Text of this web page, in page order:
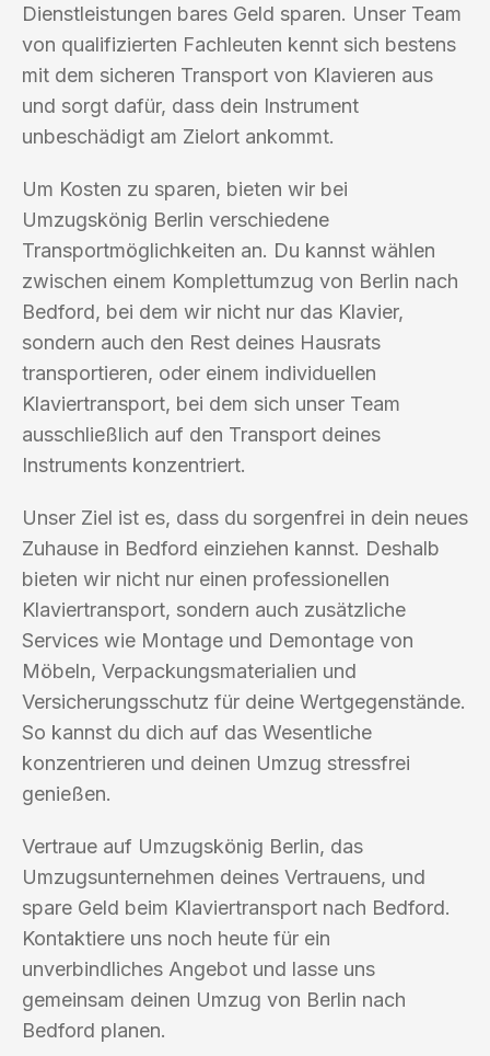
Dienstleistungen bares Geld sparen. Unser Team
von qualifizierten Fachleuten kennt sich bestens
mit dem sicheren Transport von Klavieren aus
und sorgt dafür, dass dein Instrument
unbeschädigt am Zielort ankommt.
Um Kosten zu sparen, bieten wir bei
Umzugskönig Berlin verschiedene
Transportmöglichkeiten an. Du kannst wählen
zwischen einem Komplettumzug von Berlin nach
Bedford, bei dem wir nicht nur das Klavier,
sondern auch den Rest deines Hausrats
transportieren, oder einem individuellen
Klaviertransport, bei dem sich unser Team
ausschließlich auf den Transport deines
Instruments konzentriert.
Unser Ziel ist es, dass du sorgenfrei in dein neues
Zuhause in Bedford einziehen kannst. Deshalb
bieten wir nicht nur einen professionellen
Klaviertransport, sondern auch zusätzliche
Services wie Montage und Demontage von
Möbeln, Verpackungsmaterialien und
Versicherungsschutz für deine Wertgegenstände.
So kannst du dich auf das Wesentliche
konzentrieren und deinen Umzug stressfrei
genießen.
Vertraue auf Umzugskönig Berlin, das
Umzugsunternehmen deines Vertrauens, und
spare Geld beim Klaviertransport nach Bedford.
Kontaktiere uns noch heute für ein
unverbindliches Angebot und lasse uns
gemeinsam deinen Umzug von Berlin nach
Bedford planen.